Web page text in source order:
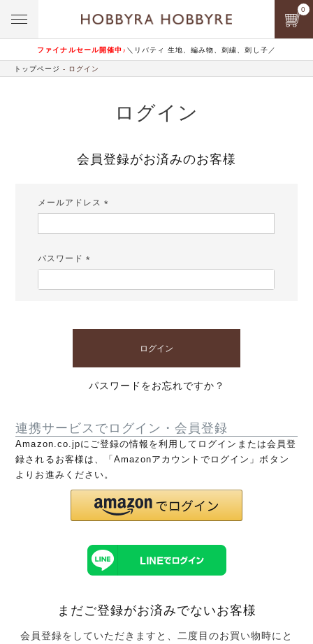
ファイナルセール開催中♪ ＼リバティ 生地、編み物、刺繍、刺し子／
0
トップページ ログイン
ログイン
会員登録がお済みのお客様
メールアドレス
パスワード
ログイン
パスワードをお忘れですか？
連携サービスでログイン・会員登録
Amazon.co.jpにご登録の情報を利用してログインまたは会員登
録されるお客様は、「Amazonアカウントでログイン」ボタン
よりお進みください。
まだご登録がお済みでないお客様
会員登録をしていただきますと、二度目のお買い物時にと